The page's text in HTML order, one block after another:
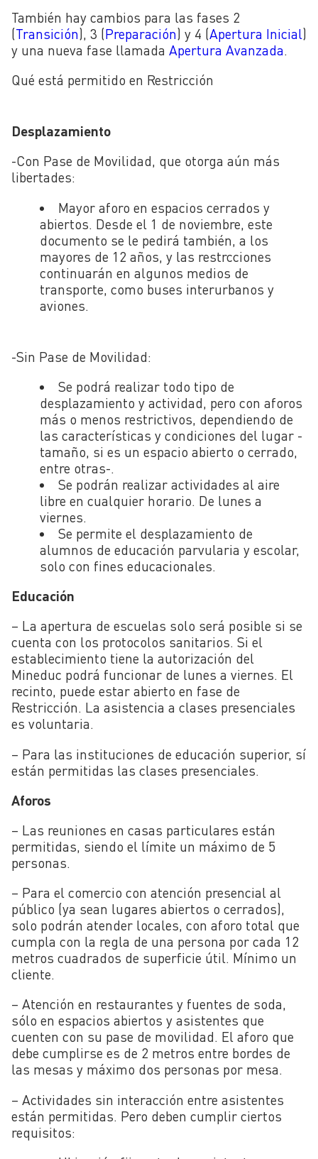
También hay cambios para las fases 2
(Transición), 3 (Preparación) y 4 (Apertura Inicial)
y una nueva fase llamada Apertura Avanzada.
Qué está permitido en Restricción
Desplazamiento
-Con Pase de Movilidad, que otorga aún más
libertades:
Mayor aforo en espacios cerrados y
abiertos. Desde el 1 de noviembre, este
documento se le pedirá también, a los
mayores de 12 años, y las restrcciones
continuarán en algunos medios de
transporte, como buses interurbanos y
aviones.
-Sin Pase de Movilidad:
Se podrá realizar todo tipo de
desplazamiento y actividad, pero con aforos
más o menos restrictivos, dependiendo de
las características y condiciones del lugar -
tamaño, si es un espacio abierto o cerrado,
entre otras-.
Se podrán realizar actividades al aire
libre en cualquier horario. De lunes a
viernes.
Se permite el desplazamiento de
alumnos de educación parvularia y escolar,
solo con fines educacionales.
Educación
– La apertura de escuelas solo será posible si se
cuenta con los protocolos sanitarios. Si el
establecimiento tiene la autorización del
Mineduc podrá funcionar de lunes a viernes. El
recinto, puede estar abierto en fase de
Restricción. La asistencia a clases presenciales
es voluntaria.
– Para las instituciones de educación superior, sí
están permitidas las clases presenciales.
Aforos
– Las reuniones en casas particulares están
permitidas, siendo el límite un máximo de 5
personas.
– Para el comercio con atención presencial al
público (ya sean lugares abiertos o cerrados),
solo podrán atender locales, con aforo total que
cumpla con la regla de una persona por cada 12
metros cuadrados de superficie útil. Mínimo un
cliente.
– Atención en restaurantes y fuentes de soda,
sólo en espacios abiertos y asistentes que
cuenten con su pase de movilidad. El aforo que
debe cumplirse es de 2 metros entre bordes de
las mesas y máximo dos personas por mesa.
– Actividades sin interacción entre asistentes
están permitidas. Pero deben cumplir ciertos
requisitos: